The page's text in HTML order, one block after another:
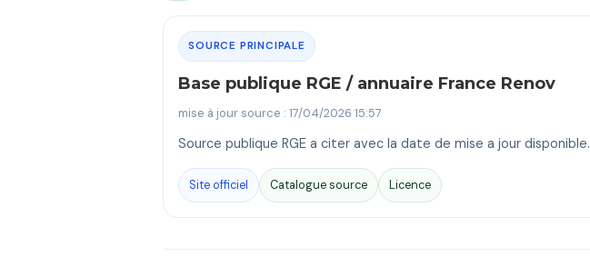
SOURCE PRINCIPALE
Base publique RGE / annuaire France Renov
mise à jour source : 17/04/2026 15:57
Source publique RGE a citer avec la date de mise a jour disponible.
Site officiel Catalogue source Licence